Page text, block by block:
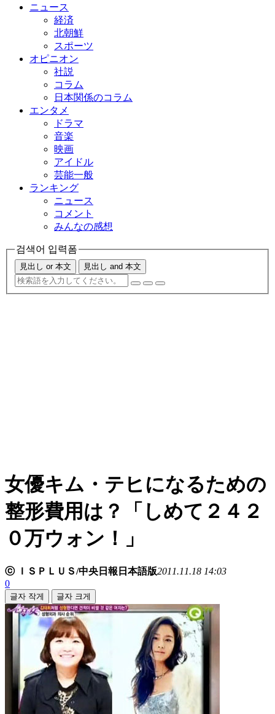
ニュース
経済
北朝鮮
スポーツ
オピニオン
社説
コラム
日本関係のコラム
エンタメ
ドラマ
音楽
映画
アイドル
芸能一般
ランキング
ニュース
コメント
みんなの感想
검색어 입력폼
見出し or 本文 見出し and 本文
女優キム・テヒになるための
整形費用は？「しめて２４２
０万ウォン！」
ⓒ ＩＳＰＬＵＳ/中央日報日本語版2011.11.18 14:03
0
글자 작게 글자 크게